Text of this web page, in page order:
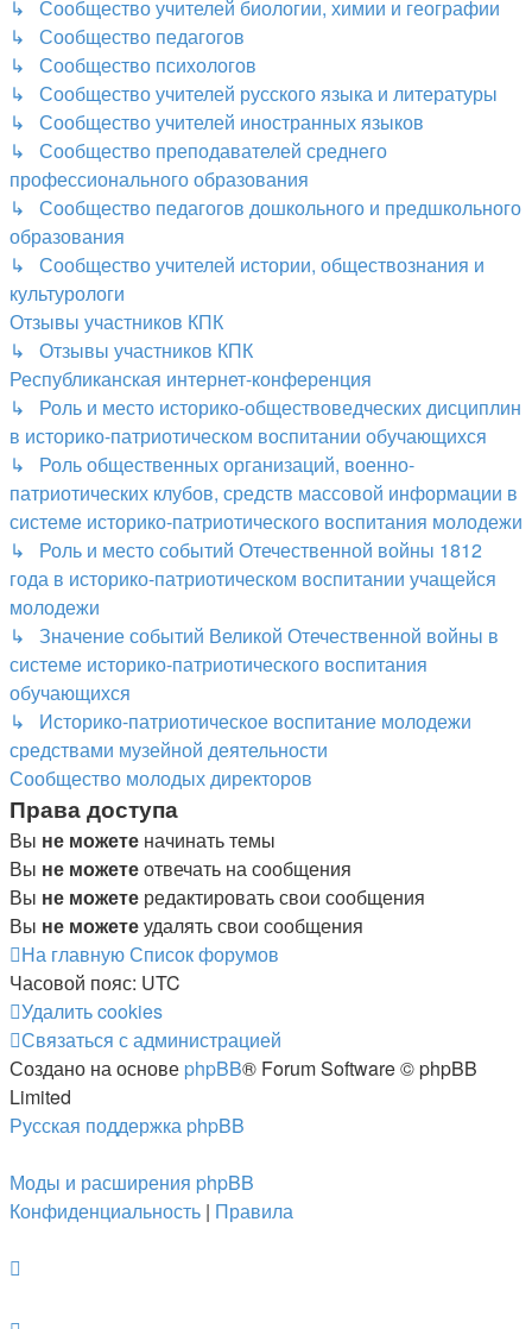
↳ Сообщество учителей биологии, химии и географии
↳ Сообщество педагогов
↳ Сообщество психологов
↳ Сообщество учителей русского языка и литературы
↳ Сообщество учителей иностранных языков
↳ Сообщество преподавателей среднего
профессионального образования
↳ Сообщество педагогов дошкольного и предшкольного
образования
↳ Сообщество учителей истории, обществознания и
культурологи
Отзывы участников КПК
↳ Отзывы участников КПК
Республиканская интернет-конференция
↳ Роль и место историко-обществоведческих дисциплин
в историко-патриотическом воспитании обучающихся
↳ Роль общественных организаций, военно-
патриотических клубов, средств массовой информации в
системе историко-патриотического воспитания молодежи
↳ Роль и место событий Отечественной войны 1812
года в историко-патриотическом воспитании учащейся
молодежи
↳ Значение событий Великой Отечественной войны в
системе историко-патриотического воспитания
обучающихся
↳ Историко-патриотическое воспитание молодежи
средствами музейной деятельности
Сообщество молодых директоров
Права доступа
Вы не можете начинать темы
Вы не можетеотвечать на сообщения
Вы не можете редактировать свои сообщения
Вы не можетеудалять свои сообщения
На главнуюСписок форумов
Часовой пояс: UTC
Удалить cookies
Связаться с администрацией
Создано на основе phpBB® Forum Software © phpBB
Limited
Русская поддержка phpBB
Моды и расширения phpBB
Конфиденциальность | Правила